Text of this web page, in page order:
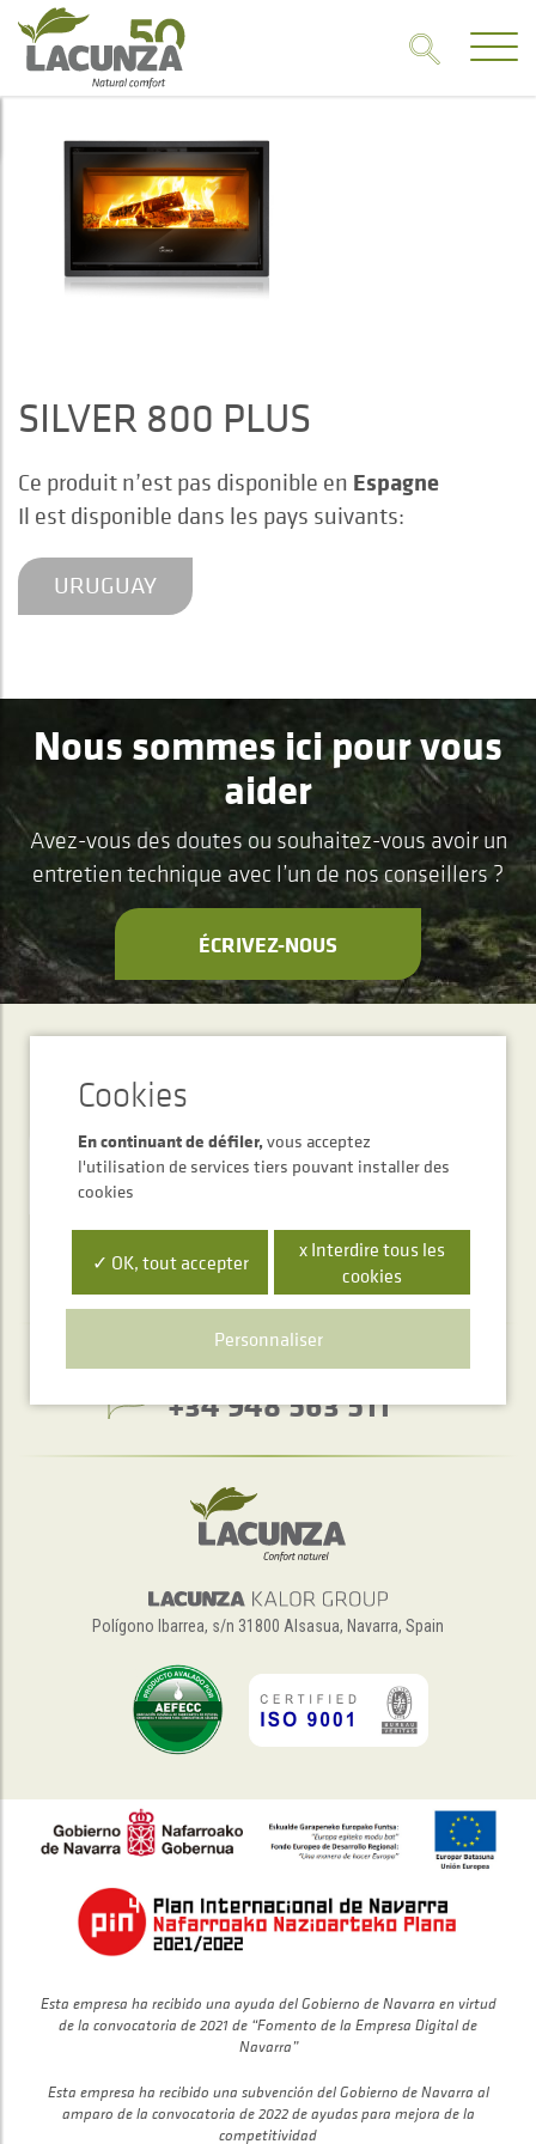
SILVER 800 PLUS
Ce produit n’est pas disponible en Espagne
Il est disponible dans les pays suivants:
URUGUAY
Nous sommes ici pour vous
aider
Avez-vous des doutes ou souhaitez-vous avoir un
entretien technique avec l’un de nos conseillers ?
ÉCRIVEZ-NOUS
Newsletter
ENVOYER
Service d'accueil téléphonique
+34 948 563 511
Polígono Ibarrea, s/n 31800 Alsasua, Navarra, Spain
Esta empresa ha recibido una ayuda del Gobierno de Navarra en virtud
de la convocatoria de 2021 de “Fomento de la Empresa Digital de
Navarra”
Esta empresa ha recibido una subvención del Gobierno de Navarra al
amparo de la convocatoria de 2022 de ayudas para mejora de la
competitividad
En continuant de défiler,vous acceptez
l'utilisation de services tiers pouvant installer des
cookies
✓ OK, tout accepter
x Interdire tous les
cookies
Personnaliser